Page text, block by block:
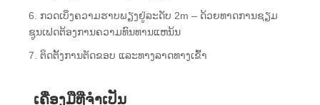
6. ກວດເບິ່ງຄວາມຮາບພຽງຢູ່ລະດັບ 2m – ດ້ວຍທາດການຊຽມ
ຊູນເຟດຕ້ອງການຄວາມທົນທານແຫນ້ນ
7. ຕິດຕັ້ງການຕັດຂອບ ແລະທາງລາດທາງເຂົ້າ
ເຄື່ອງມືທີ່ຈໍາເປັນ